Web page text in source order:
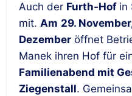
Auch der Furth-Hof in
mit. Am 29.
Dezember öffnet
Manek ihren Hof für
Familienabend mit
Ziegenstall.